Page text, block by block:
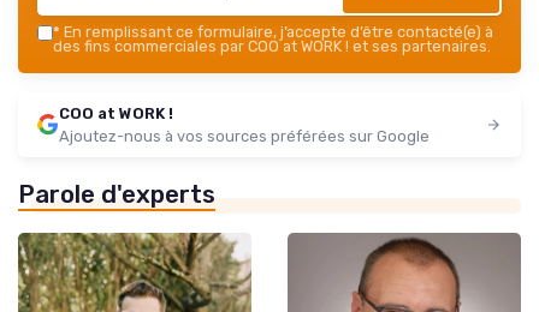
* En remplissant ce formulaire, j’accepte d’être contacté(e) à
des fins commerciales par COO at WORK ! et ses partenaires.
COO at WORK !
Ajoutez-nous à vos sources préférées sur Google
Parole d'experts